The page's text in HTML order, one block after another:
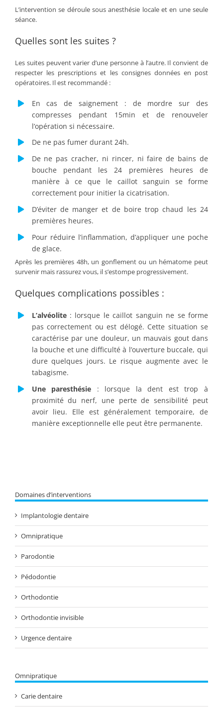
L’intervention se déroule sous anesthésie locale et en une seule
séance.
Quelles sont les suites ?
Les suites peuvent varier d’une personne à l’autre. Il convient de
respecter les prescriptions et les consignes données en post
opératoires. Il est recommandé :
En cas de saignement : de mordre sur des
compresses pendant 15min et de renouveler
l’opération si nécessaire.
De ne pas fumer durant 24h.
De ne pas cracher, ni rincer, ni faire de bains de
bouche pendant les 24 premières heures de
manière à ce que le caillot sanguin se forme
correctement pour initier la cicatrisation.
D’éviter de manger et de boire trop chaud les 24
premières heures.
Pour réduire l’inflammation, d’appliquer une poche
de glace.
Après les premières 48h, un gonflement ou un hématome peut
survenir mais rassurez vous, il s’estompe progressivement.
Quelques complications possibles :
L’alvéolite: lorsque le caillot sanguin ne se forme
pas correctement ou est délogé. Cette situation se
caractérise par une douleur, un mauvais gout dans
la bouche et une difficulté à l’ouverture buccale, qui
dure quelques jours. Le risque augmente avec le
tabagisme.
Une paresthésie : lorsque la dent est trop à
proximité du nerf, une perte de sensibilité peut
avoir lieu. Elle est généralement temporaire, de
manière exceptionnelle elle peut être permanente.
Domaines d’interventions
Implantologie dentaire
Omnipratique
Parodontie
Pédodontie
Orthodontie
Orthodontie invisible
Urgence dentaire
Omnipratique
Carie dentaire